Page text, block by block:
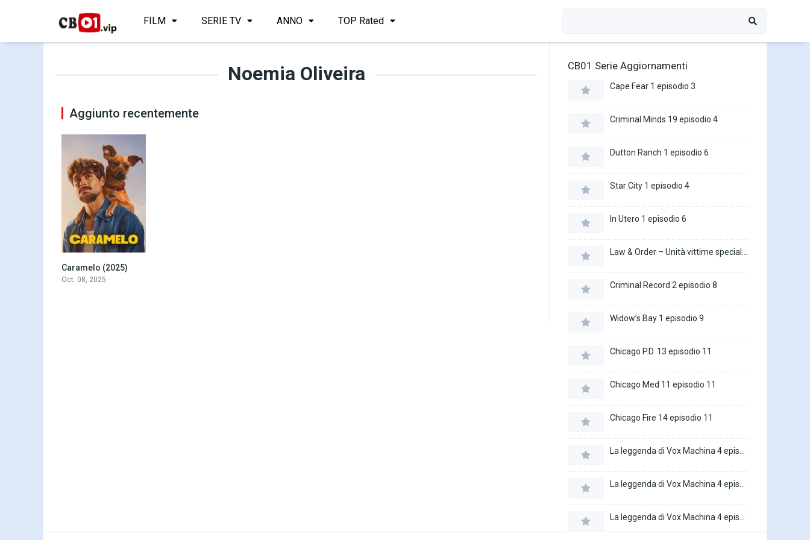
FILM SERIE TV ANNO TOP Rated
Noemia Oliveira
Aggiunto recentemente
Caramelo (2025)
Oct. 08, 2025
CB01 Serie Aggiornamenti
Cape Fear 1 episodio 3
Criminal Minds 19 episodio 4
Dutton Ranch 1 episodio 6
Star City 1 episodio 4
In Utero 1 episodio 6
Criminal Record 2 episodio 8
Widow’s Bay 1 episodio 9
Chicago P.D. 13 episodio 11
Chicago Med 11 episodio 11
Chicago Fire 14 episodio 11